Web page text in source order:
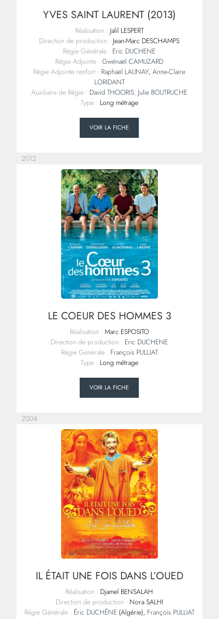
YVES SAINT LAURENT (2013)
Réalisation : Jalil LESPERT
Direction de production : Jean-Marc DESCHAMPS
Régie Générale : Eric DUCHENE
Régie Adjointe : Gwénaël CAMUZARD
Régie Adjointe renfort : Raphaël LAUNAY,Anne-Claire
LORIDANT
Auxiliaire de Régie : David THOORIS, Julie BOUTRUCHE
Type : Long métrage
VOIR LA FICHE
2012
LE COEUR DES HOMMES 3
Réalisation : Marc ESPOSITO
Direction de production : Eric DUCHENE
Régie Générale : François PULLIAT
Type : Long métrage
VOIR LA FICHE
2004
IL ÉTAIT UNE FOIS DANS L’OUED
Réalisation : Djamel BENSALAH
Direction de production : Nora SALHI
Régie Générale : Éric DUCHÊNE(Algérie), François PULLIAT